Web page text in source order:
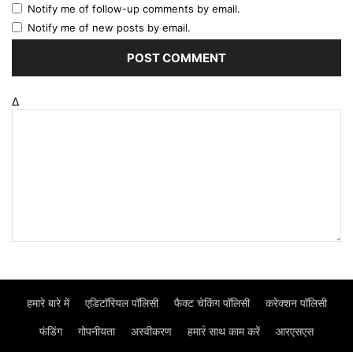
Notify me of follow-up comments by email.
Notify me of new posts by email.
Δ
हमारे बारे में एडिटॉरियल पॉलिसी फैक्ट चेकिंग पॉलिसी करेक्शन पॉलिसी
फंडिंग गोपनीयता अस्वीकरण हमार॓ साथ काम करें आरएसएस